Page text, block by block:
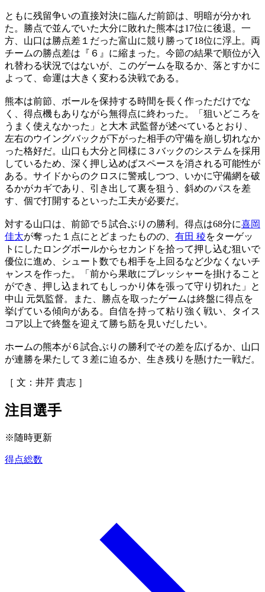
ともに残留争いの直接対決に臨んだ前節は、明暗が分かれ
た。勝点で並んでいた大分に敗れた熊本は17位に後退。一
方、山口は勝点差１だった富山に競り勝って18位に浮上。両
チームの勝点差は『６』に縮まった。今節の結果で順位が入
れ替わる状況ではないが、このゲームを取るか、落とすかに
よって、命運は大きく変わる決戦である。
熊本は前節、ボールを保持する時間を長く作っただけでな
く、得点機もありながら無得点に終わった。「狙いどころを
うまく使えなかった」と大木 武監督が述べているとおり、
左右のウイングバックが下がった相手の守備を崩し切れなか
った格好だ。山口も大分と同様に３バックのシステムを採用
しているため、深く押し込めばスペースを消される可能性が
ある。サイドからのクロスに警戒しつつ、いかに守備網を破
るかがカギであり、引き出して裏を狙う、斜めのパスを差
す、個で打開するといった工夫が必要だ。
対する山口は、前節で５試合ぶりの勝利。得点は68分に喜岡
佳太が奪った１点にとどまったものの、 有田 稜をターゲッ
トにしたロングボールからセカンドを拾って押し込む狙いで
優位に進め、シュート数でも相手を上回るなど少なくないチ
ャンスを作った。「前から果敢にプレッシャーを掛けること
ができ、押し込まれてもしっかり体を張って守り切れた」と
中山 元気監督。また、勝点を取ったゲームは終盤に得点を
挙げている傾向がある。自信を持って粘り強く戦い、タイス
コア以上で終盤を迎えて勝ち筋を見いだしたい。
ホームの熊本が６試合ぶりの勝利でその差を広げるか、山口
が連勝を果たして３差に迫るか、生き残りを懸けた一戦だ。
［ 文：井芹 貴志 ］
注目選手
※随時更新
得点総数